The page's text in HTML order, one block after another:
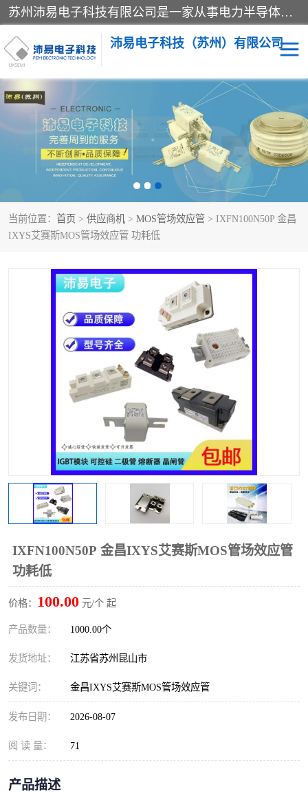
苏州沛易电子科技有限公司是一家从事电力半导体器件和电子元器件的专业代理及分销商，产品包括：IGBT模块、IPM模块、PIM模块、二极管、三极管、可控硅、整流桥、IGBT单管、IGBT电路驱动板、GTR达林顿模块、快恢复二极管、肖特基二极管、熔断器、IC集成电路、快速熔断器等。
沛易电子科技（苏州）有限公司
当前位置： 首页 > 供应商机 > MOS管场效应管 > IXFN100N50P 金昌
IXYS艾赛斯MOS管场效应管 功耗低
IXFN100N50P 金昌IXYS艾赛斯MOS管场效应管
功耗低
价格： 100.00 元/个 起
产品数量： 1000.00个
发货地址： 江苏省苏州昆山市
关键词： 金昌IXYS艾赛斯MOS管场效应管
发布日期： 2026-08-07
阅 读 量： 71
产品描述
西门康 英飞凌
快恢复二极管 英飞凌IGBT模块
英飞凌可控硅模块 IXYS艾赛斯可控硅
SEMIKRON西门康IGBT SEMIKRON西门康可控硅
MOS管场效应管 晶闸管